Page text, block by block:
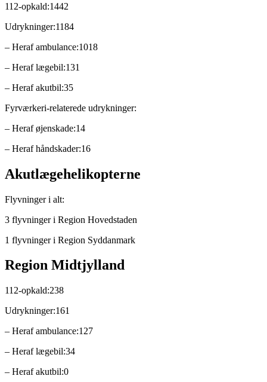
112-opkald:1442
Udrykninger:1184
– Heraf ambulance:1018
– Heraf lægebil:131
– Heraf akutbil:35
Fyrværkeri-relaterede udrykninger:
– Heraf øjenskade:14
– Heraf håndskader:16
Akutlægehelikopterne
Flyvninger i alt:
3 flyvninger i Region Hovedstaden
1 flyvninger i Region Syddanmark
Region Midtjylland
112-opkald:238
Udrykninger:161
– Heraf ambulance:127
– Heraf lægebil:34
– Heraf akutbil:0